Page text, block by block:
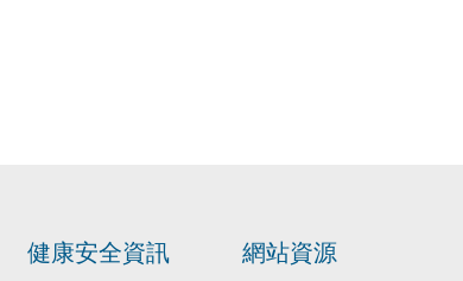
健康安全資訊 網站資源